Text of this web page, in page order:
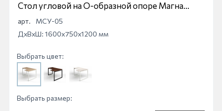
Стол угловой на О-образной опоре Магна
МСУ-05
арт.
МСУ-05
ДхВхШ: 1600x750x1200 мм
Выбрать цвет:
Выбрать размер: